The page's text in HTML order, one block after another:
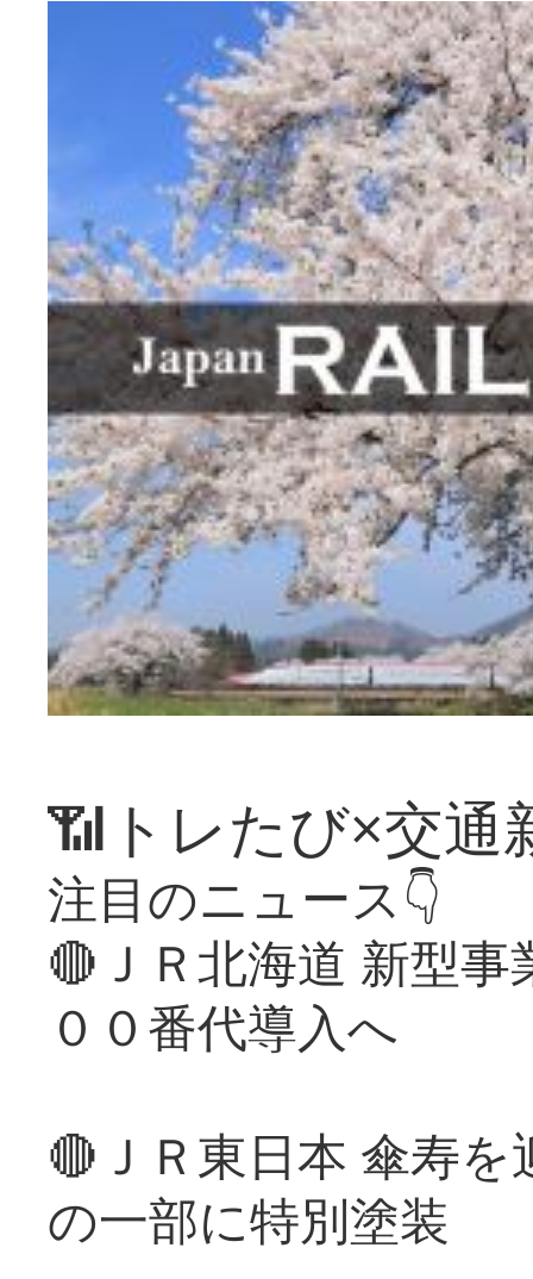
📶トレたび×交通
注目のニュース👇
🔴ＪＲ北海道 新型
００番代導入へ
🔴ＪＲ東日本 傘寿
の一部に特別塗装